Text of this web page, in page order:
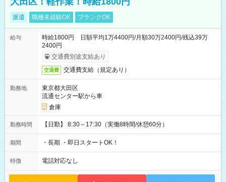
派遣 職種未経験OK ブランクOK
給与
時給1800円 日額平均1万4400円/月額30万2400円/残込39万
2400円
交通費別途支給あり
交通費 交通費支給（規定あり）
勤務地
東京都大田区
流通センター駅から車
倉庫
勤務時間 【日勤】 8:30～17:30（実働8時間/休憩60分）
期間 ・長期 ・即日スタートOK！
特徴 電話対応なし